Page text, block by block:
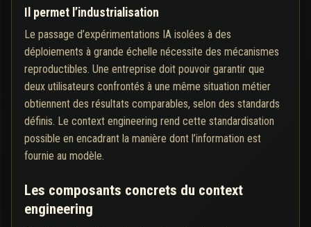
Il permet l’industrialisation
Le passage d’expérimentations IA isolées à des
déploiements à grande échelle nécessite des mécanismes
reproductibles. Une entreprise doit pouvoir garantir que
deux utilisateurs confrontés à une même situation métier
obtiennent des résultats comparables, selon des standards
définis. Le context engineering rend cette standardisation
possible en encadrant la manière dont l’information est
fournie au modèle.
Les composants concrets du context
engineering